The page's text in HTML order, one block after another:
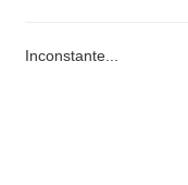
Inconstante...